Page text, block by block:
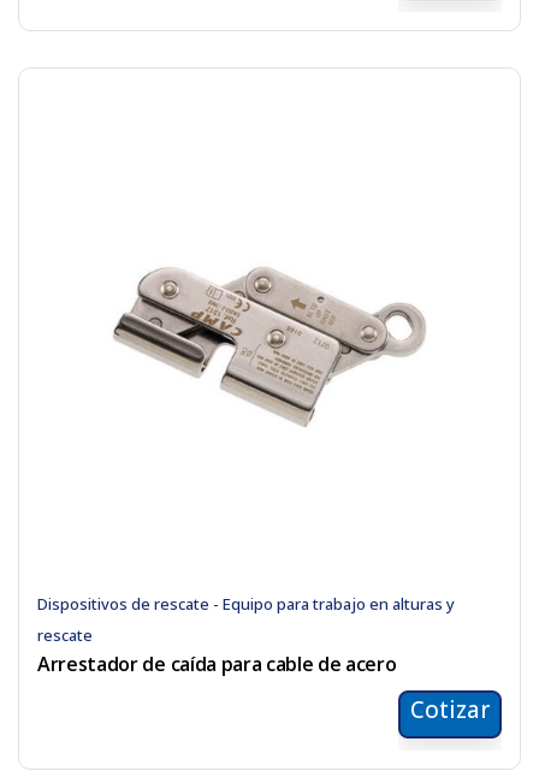
Dispositivos de rescate - Equipo para trabajo en alturas y
rescate
Arrestador de caída para cable de acero
Cotizar